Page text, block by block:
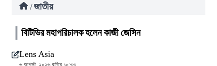
/ জাতীয়
বিটিভির মহাপরিচালক হলেন কাজী জেসিন
Lens Asia
৬ আগস্ট, ২০২৬ রাত্রি ১০:৩৩